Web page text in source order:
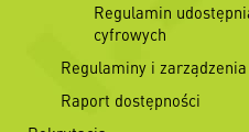
Regulamin
cyfrowych
Regulaminy i zarządzenia
Raport dostępności